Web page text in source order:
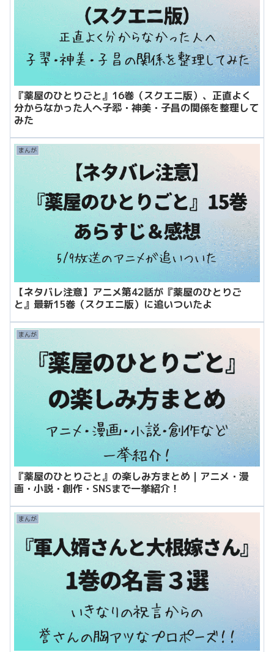
『薬屋のひとりごと』16巻（スクエニ版）、正直よく
分からなかった人へ子翆・神美・子昌の関係を整理して
みた
まんが
【ネタバレ注意】アニメ第42話が『薬屋のひとりご
と』最新15巻（スクエニ版）に追いついたよ
まんが
『薬屋のひとりごと』の楽しみ方まとめ｜アニメ・漫
画・小説・創作・SNSまで一挙紹介！
まんが